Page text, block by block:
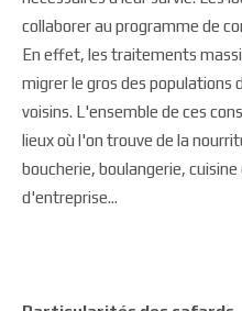
collaborer au programme de
En effet, les traitements
migrer le gros des populations
voisins. L'ensemble de ces
lieux où l'on trouve de la
boucherie, boulangerie,
d'entreprise...